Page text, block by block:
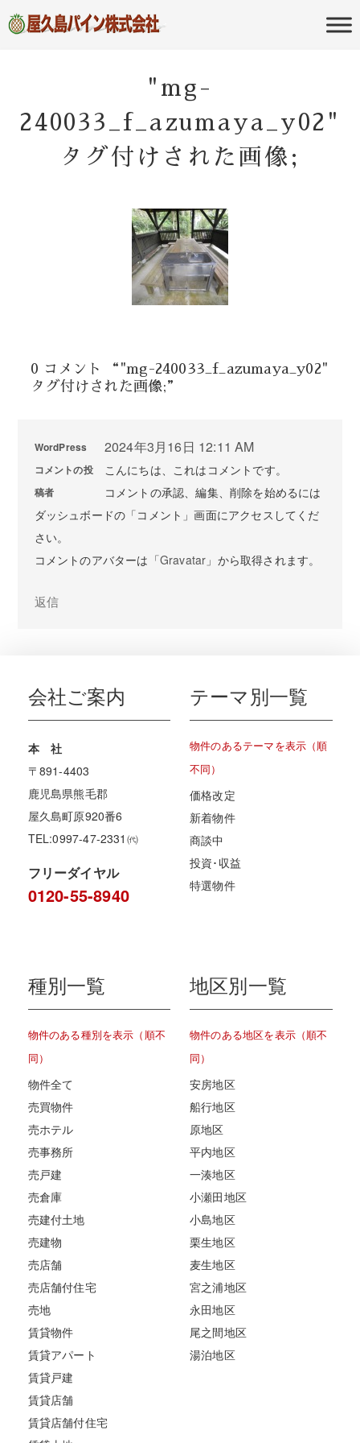
屋久島パイン
株式会社
のポータルサイト
"mg-
240033_f_azumaya_y02"
タグ付けされた画像;
0 コメント “"mg-240033_f_azumaya_y02"
タグ付けされた画像;”
WordPress
コメントの投
稿者
2024年3月16日 12:11 AM
こんにちは、これはコメントです。
コメントの承認、編集、削除を始めるには
ダッシュボードの「コメント」画面にアクセスしてくだ
さい。
コメントのアバターは「Gravatar 」から取得されます。
返信
会社ご案内
本 社
〒891-4403
鹿児島県熊毛郡
屋久島町原920番6
TEL:0997-47-2331㈹
フリーダイヤル
0120-55-8940
テーマ別一覧
物件のあるテーマを表示（順
不同）
価格改定
新着物件
商談中
投資･収益
特選物件
種別一覧
物件のある種別を表示（順不
同）
物件全て
売買物件
売ホテル
売事務所
売戸建
売倉庫
売建付土地
売建物
売店舗
売店舗付住宅
売地
賃貸物件
賃貸アパート
賃貸戸建
賃貸店舗
賃貸店舗付住宅
地区別一覧
物件のある地区を表示（順不
同）
安房地区
船行地区
原地区
平内地区
一湊地区
小瀬田地区
小島地区
栗生地区
麦生地区
宮之浦地区
永田地区
尾之間地区
湯泊地区